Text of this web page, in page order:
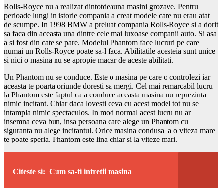
Rolls-Royce nu a realizat dintotdeauna masini grozave. Pentru
perioade lungi in istorie compania a creat modele care nu erau atat
de scumpe. In 1998 BMW a preluat compania Rolls-Royce si a dorit
sa faca din aceasta una dintre cele mai luxoase companii auto. Si asa
a si fost din cate se pare. Modelul Phantom face lucruri pe care
numai un Rolls-Royce poate sa-l faca. Abilitatile acesteia sunt unice
si nici o masina nu se apropie macar de aceste abilitati.
Un Phantom nu se conduce. Este o masina pe care o controlezi iar
aceasta te poarta oriunde doresti sa mergi. Cel mai remarcabil lucru
la Phantom este faptul ca a conduce aceasta masina nu reprezinta
nimic incitant. Chiar daca lovesti ceva cu acest model tot nu se
intampla nimic spectaculos. In mod normal acest lucru nu ar
insemna ceva bun, insa persoana care alege un Phantom cu
siguranta nu alege incitantul. Orice masina condusa la o viteza mare
te poate speria. Phantom este lina chiar si la viteze mari.
Citeste si: Cum sa-ti intretii masina